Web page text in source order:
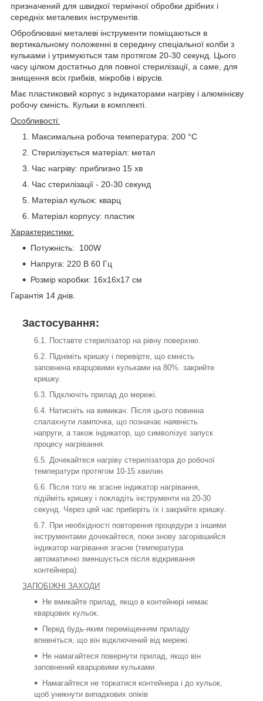
призначений для швидкої термічної обробки дрібних і
середніх металевих інструментів.
Оброблювані металеві інструменти поміщаються в
вертикальному положенні в середину спеціальної колби з
кульками і утримуються там протягом 20-30 секунд. Цього
часу цілком достатньо для повної стерилізації, а саме, для
знищення всіх грибків, мікробів і вірусів.
Має пластиковий корпус з індикаторами нагріву і алюмінієву
робочу ємність. Кульки в комплекті.
Особливості:
Максимальна робоча температура: 200 °C
Стерилізується матеріал: метал
Час нагріву: приблизно 15 хв
Час стерилізації - 20-30 секунд
Матеріал кульок: кварц
Матеріал корпусу: пластик
Характеристики:
Потужність: 100W
Напруга: 220 В 60 Гц
Розмір коробки: 16x16x17 см
Гарантія 14 днів.
Застосування:
Поставте стерилізатор на рівну поверхню.
Підніміть кришку і перевірте, що ємність
заповнена кварцовими кульками на 80%. закрийте
кришку.
Підключіть прилад до мережі.
Натисніть на вимикач. Після цього повинна
спалахнути лампочка, що позначає наявність
напруги, а також індикатор, що символізує запуск
процесу нагрівання.
Дочекайтеся нагріву стерилізатора до робочої
температури протягом 10-15 хвилин.
Після того як згасне індикатор нагрівання,
підійміть кришку і покладіть інструменти на 20-30
секунд. Через цей час приберіть їх і закрийте кришку.
При необхідності повторення процедури з іншими
інструментами дочекайтеся, поки знову загорівшийся
індикатор нагрівання згасне (температура
автоматично зменшується після відкривання
контейнера).
ЗАПОБІЖНІ ЗАХОДИ
Не вмикайте прилад, якщо в контейнері немає
кварцових кульок.
Перед будь-яким переміщенням приладу
впевніться, що він відключений від мережі.
Не намагайтеся повернути прилад, якщо він
заповнений кварцовими кульками.
Намагайтеся не торкатися контейнера і до кульок,
щоб уникнути випадкових опіків